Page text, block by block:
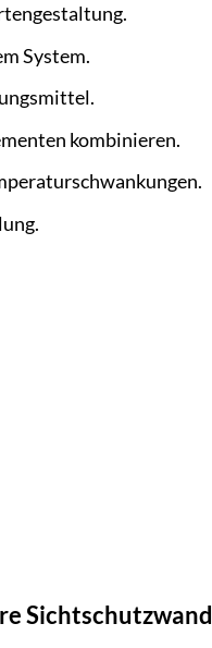
System.
kombinieren.
Sichtschutzwand